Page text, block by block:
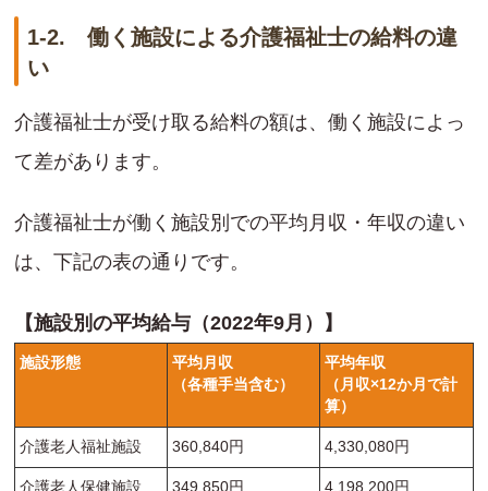
1-2. 働く施設による介護福祉士の給料の違
い
介護福祉士が受け取る給料の額は、働く施設によっ
て差があります。
介護福祉士が働く施設別での平均月収・年収の違い
は、下記の表の通りです。
【施設別の平均給与（2022年9月）】
施設形態
平均月収
（各種手当含む）
平均年収
（月収×12か月で計
算）
介護老人福祉施設 360,840円 4,330,080円
介護老人保健施設 349,850円 4,198,200円